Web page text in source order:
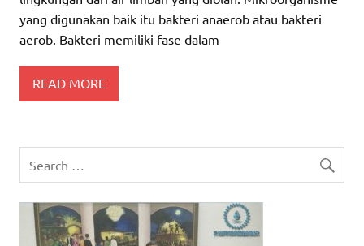
yang digunakan baik itu bakteri anaerob atau bakteri
aerob. Bakteri memiliki fase dalam
READ MORE